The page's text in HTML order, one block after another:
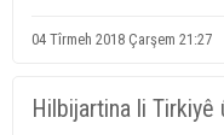
04 Tîrmeh 2018 Çarşem 21:27
Hilbijartina li Tirkiyê